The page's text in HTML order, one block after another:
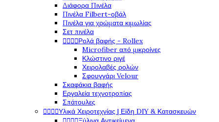
Διάφορα Πινέλα
Πινέλα Filbert-οβάλ
Πινέλα για χρώματα κιμωλίας
Σετ πινέλα
Ρολά βαφής - Rollex
Microfiber από μικροίνες
Κλώστινο ριγέ
Χειρολαβές ρολών
Σφουγγάρι Velour
Σκαφάκια βαφής
Εργαλεία τεχνοτροπίας
Σπάτουλες
Υλικά Χειροτεχνίας | Είδη DIY & Κατασκευών